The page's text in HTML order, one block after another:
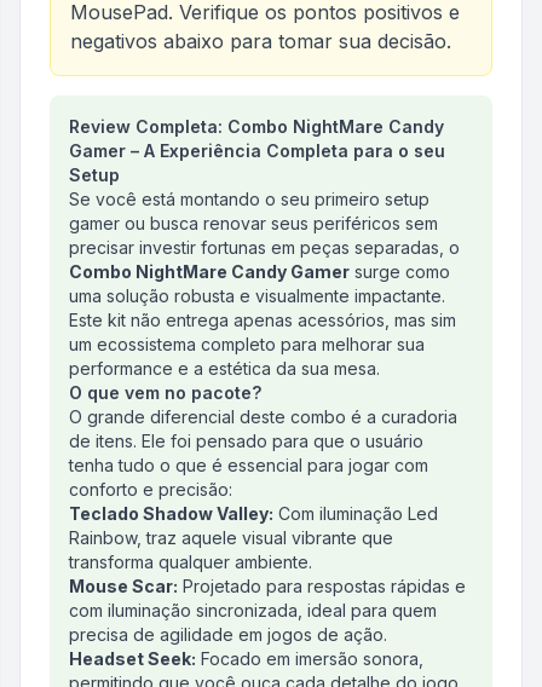
MousePad. Verifique os pontos positivos e
negativos abaixo para tomar sua decisão.
Análise do produtoCombo NightMare Candy
Review Completa: Combo NightMare Candy
Gamer – A Experiência Completa para o seu
Setup
Se você está montando o seu primeiro setup
gamer ou busca renovar seus periféricos sem
precisar investir fortunas em peças separadas, o
Combo NightMare Candy Gamer surge como
uma solução robusta e visualmente impactante.
Este kit não entrega apenas acessórios, mas sim
um ecossistema completo para melhorar sua
performance e a estética da sua mesa.
O que vem no pacote?
O grande diferencial deste combo é a curadoria
de itens. Ele foi pensado para que o usuário
tenha tudo o que é essencial para jogar com
conforto e precisão:
Teclado Shadow Valley: Com iluminação Led
Rainbow, traz aquele visual vibrante que
transforma qualquer ambiente.
Mouse Scar: Projetado para respostas rápidas e
com iluminação sincronizada, ideal para quem
precisa de agilidade em jogos de ação.
Headset Seek: Focado em imersão sonora,
permitindo que você ouça cada detalhe do jogo